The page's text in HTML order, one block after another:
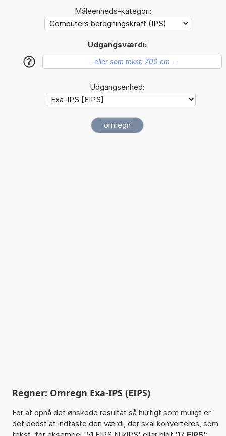
Måleenheds-kategori:
Udgangsværdi:
?
Udgangsenhed:
Regner: Omregn Exa-IPS (EIPS)
For at opnå det ønskede resultat så hurtigt som muligt er
det bedst at indtaste den værdi, der skal konverteres, som